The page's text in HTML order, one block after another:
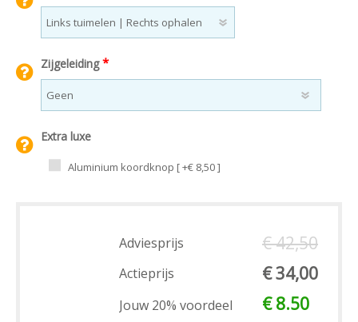
Zijgeleiding*
Extra luxe
Aluminium koordknop [ +€ 8,50 ]
Adviesprijs € 42,50
Actieprijs € 34,00
Jouw 20% voordeel € 8.50